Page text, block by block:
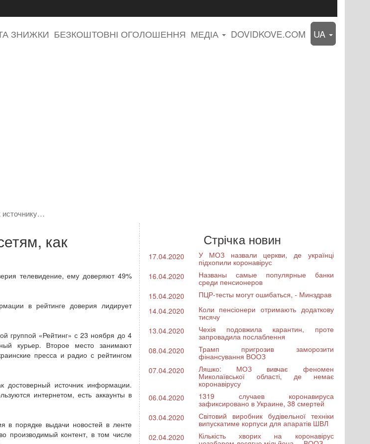
ЗНИЖКИ БЕЗКОШТОВНІ ОГОЛОШЕННЯ МЕДІА DOVIDKOVE.COM UA
источнику…
как
телевидение, ему доверяют 49%
в рейтинге доверия лидирует
группой «Рейтинг» с 23 ноября до 4
курьер. Второе место занимают
пресса и радио с рейтингом
достоверный источник информации.
интернетом, есть аккаунты в
в порядке выдачи новостей в ленте
производимый контент, в том числе
Стрічка новин
17.04.2020 У МОЗ назвали церкви, де українці
підхопили коронавірус
16.04.2020
Названы самые популярные банки
среди пенсионеров
15.04.2020
ПЦР-тесты могут ошибаться, - Минздрав
14.04.2020
Коли пенсіонери отримають додаткову
тисячу
13.04.2020
Чехія подовжила карантин, проте
запровадила послаблення
08.04.2020
Трамп пригрозив заморозити
фінансування ВООЗ
07.04.2020
Ляшко: МОЗ вивчає феномен
Миколаївської області, де немає
коронавірусу
06.04.2020
1319 случаев коронавируса
зафиксировано в Украине, 38 смертей
03.04.2020
Світовий виробник будівельної техніки
випускатиме корпуси для апаратів ШВЛ
02.04.2020
Кількість хворих на коронавірус